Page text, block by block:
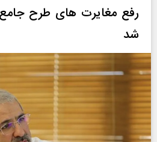
رفع مغایرت های طرح جامع
شد